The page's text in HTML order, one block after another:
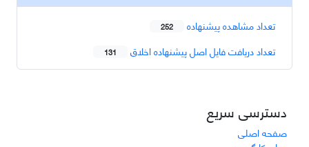
تعداد مشاهده پیشنهاده 252
تعداد دریافت فایل اصل پیشنهاده اخلاق 131
دسترسی سریع
صفحه اصلی